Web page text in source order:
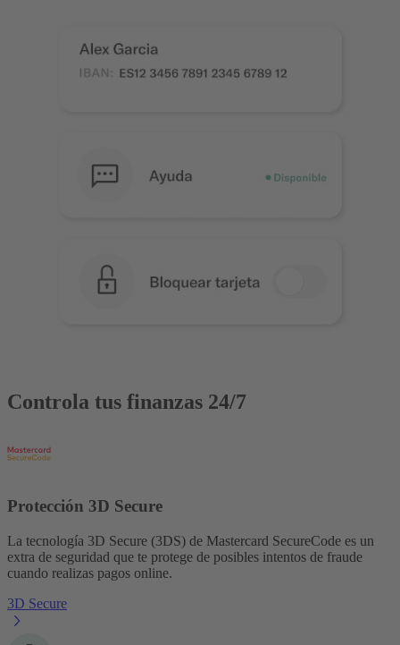
Controla tus finanzas 24/7
Protección 3D Secure
La tecnología 3D Secure (3DS) de Mastercard SecureCode es un
extra de seguridad que te protege de posibles intentos de fraude
cuando realizas pagos online.
3D Secure